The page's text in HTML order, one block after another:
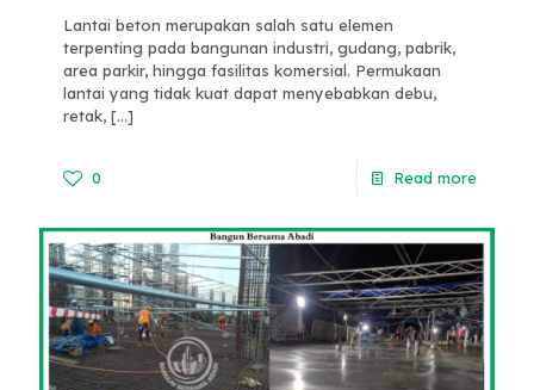
Lantai beton merupakan salah satu elemen
terpenting pada bangunan industri, gudang, pabrik,
area parkir, hingga fasilitas komersial. Permukaan
lantai yang tidak kuat dapat menyebabkan debu,
retak, […]
0 Read more